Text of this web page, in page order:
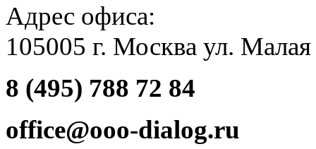
Адрес офиса:
105005 г. Москва ул.
8 (495) 788 72 84
office@ooo-dialog.ru